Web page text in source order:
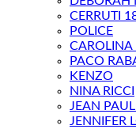
CERRUTI
POLICE
CAROLINA
PACO
KENZO
NINA RICCI
JEAN
JENNIFER